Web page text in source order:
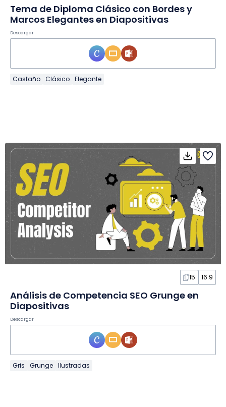
Tema de Diploma Clásico con Bordes y
Marcos Elegantes en Diapositivas
Descargar
Castaño Clásico Elegante
15 16:9
Análisis de Competencia SEO Grunge en
Diapositivas
Descargar
Gris Grunge Ilustradas